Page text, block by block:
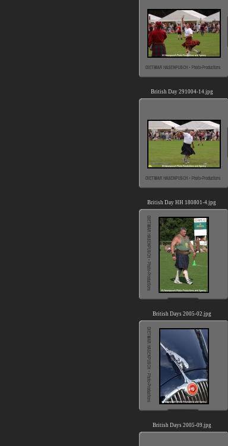
British Day 291004-14.jpg
British Day HH 180801-4.jpg
British Days 2005-02.jpg
British Days 2005-09.jpg